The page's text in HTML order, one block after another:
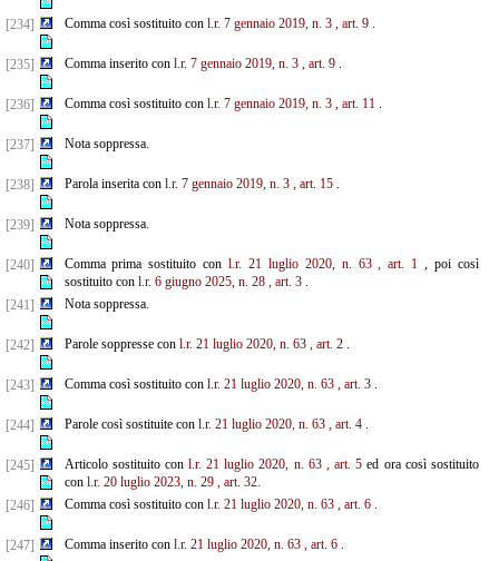
[234] Comma così sostituito con l.r. 7 gennaio 2019, n. 3 , art. 9.
[235] Comma inserito con l.r. 7 gennaio 2019, n. 3 , art. 9.
[236] Comma così sostituito con l.r. 7 gennaio 2019, n. 3 , art. 11.
[237] Nota soppressa.
[238] Parola inserita con l.r. 7 gennaio 2019, n. 3 , art. 15.
[239] Nota soppressa.
[240] Comma prima sostituito conl.r. 21 luglio 2020, n. 63 , art. 1 , poi così
sostituito con l.r. 6 giugno 2025, n. 28 , art. 3.
[241]
Nota soppressa.
[242] Parole soppresse con l.r. 21 luglio 2020, n. 63 , art. 2.
[243] Comma così sostituito con l.r. 21 luglio 2020, n. 63 , art. 3.
[244] Parole così sostituite con l.r. 21 luglio 2020, n. 63 , art. 4.
[245] Articolo sostituito conl.r. 21 luglio 2020, n. 63 , art. 5 ed ora così sostituito
con l.r. 20 luglio 2023, n. 29 , art. 32.
[246]
Comma così sostituito con l.r. 21 luglio 2020, n. 63 , art. 6.
[247] Comma inserito con l.r. 21 luglio 2020, n. 63 , art. 6.